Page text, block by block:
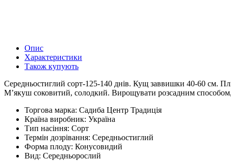
Опис
Характеристики
Також купують
Середньостиглий сорт-125-140 днів. Кущ заввишки 40-60 см.
М’якуш соковитий, солодкий. Вирощувати розсадним
Торгова марка: Садиба Центр Традиція
Країна виробник: Україна
Тип насіння: Сорт
Термін дозрівання: Середньостиглий
Форма плоду: Конусовидий
Вид: Середньорослий